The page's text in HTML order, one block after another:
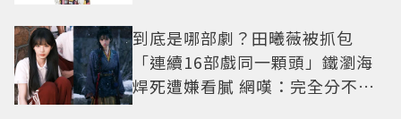
到底是哪部劇？田曦薇被抓包
「連續16部戲同一顆頭」鐵瀏海
焊死遭嫌看膩 網嘆：完全分不出